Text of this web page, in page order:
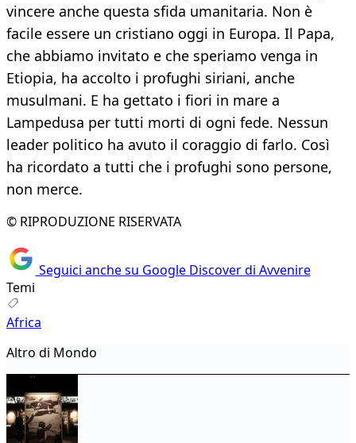
vincere anche questa sfida umanitaria. Non è
facile essere un cristiano oggi in Europa. Il Papa,
che abbiamo invitato e che speriamo venga in
Etiopia, ha accolto i profughi siriani, anche
musulmani. E ha gettato i fiori in mare a
Lampedusa per tutti morti di ogni fede. Nessun
leader politico ha avuto il coraggio di farlo. Così
ha ricordato a tutti che i profughi sono persone,
non merce.
© RIPRODUZIONE RISERVATA
Seguici anche su Google Discover di Avvenire
Temi
Africa
Altro di Mondo